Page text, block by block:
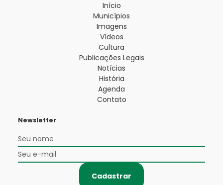
Início
Municípios
Imagens
Vídeos
Cultura
Publicações Legais
Notícias
História
Agenda
Contato
Newsletter
Cadastrar